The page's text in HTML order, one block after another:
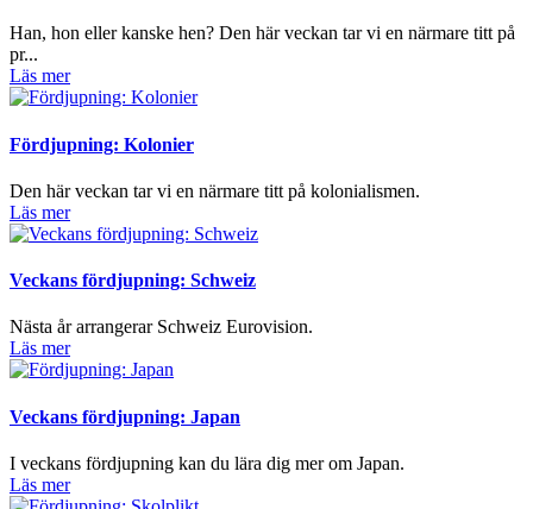
Han, hon eller kanske hen? Den här veckan tar vi en närmare titt på
pr...
Läs mer
Fördjupning: Kolonier
Den här veckan tar vi en närmare titt på kolonialismen.
Läs mer
Veckans fördjupning: Schweiz
Nästa år arrangerar Schweiz Eurovision.
Läs mer
Veckans fördjupning: Japan
I veckans fördjupning kan du lära dig mer om Japan.
Läs mer